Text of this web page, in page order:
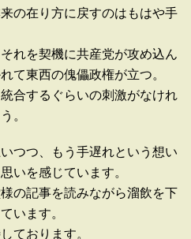
の在り方に戻すのはもはや手
れを契機に共産党が攻め込ん
て東西の傀儡政権が立つ。
合するぐらいの刺激がなけれ
。
つつ、もう手遅れという想い
いを感じています。
の記事を読みながら溜飲を下
います。
ております。